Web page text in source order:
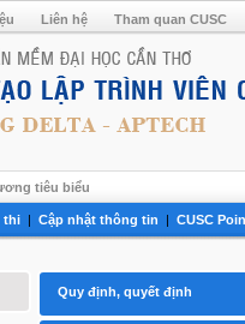
Liên hệ Tham quan CUSC
tiêu biểu
thi | Cập nhật thông tin | CUSC
Quy định, quyết định